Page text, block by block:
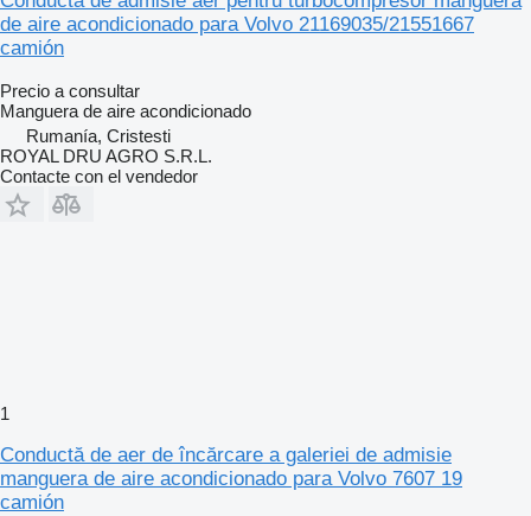
de aire acondicionado para Volvo 21169035/21551667
camión
Precio a consultar
Manguera de aire acondicionado
Rumanía, Cristesti
ROYAL DRU AGRO S.R.L.
Contacte con el vendedor
1
Conductă de aer de încărcare a galeriei de admisie
manguera de aire acondicionado para Volvo 7607 19
camión